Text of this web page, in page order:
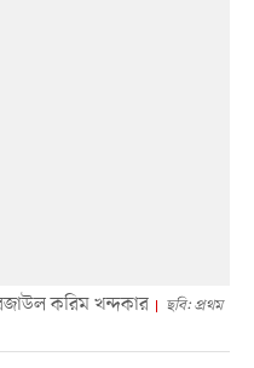
করিম খন্দকার
ছবি: প্রথম